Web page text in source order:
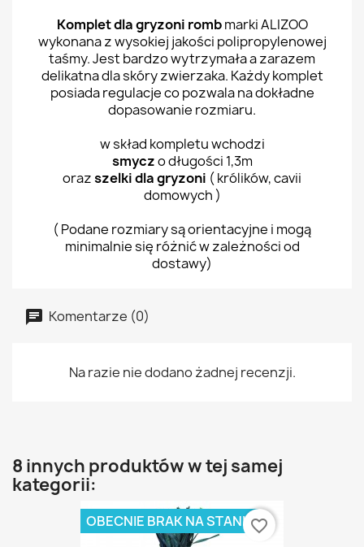
Komplet dla gryzoni rombmarki ALIZOO
wykonana z wysokiej jakości polipropylenowej
taśmy. Jest bardzo wytrzymała a zarazem
delikatna dla skóry zwierzaka. Każdy komplet
posiada regulacje co pozwala na dokładne
dopasowanie rozmiaru.
w skład kompletu wchodzi
smyczo długości 1,3m
orazszelki dla gryzoni ( królików, cavii
domowych )
( Podane rozmiary są orientacyjne i mogą
minimalnie się różnić w zależności od
dostawy)
Komentarze (0)
Na razie nie dodano żadnej recenzji.
8 innych produktów w tej samej
kategorii:
OBECNIE BRAK NA STANIEfavorite_border